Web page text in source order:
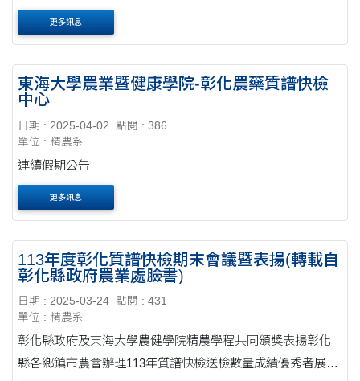
更多訊息
東海大學農業暨健康學院-彰化農藥質譜快檢
中心
日期 : 2025-04-02
點閱 : 386
單位 : 精農系
連續假期公告
更多訊息
113年度彰化質譜快檢期末會議暨表揚(轉載自
彰化縣政府農業處臉書)
日期 : 2025-03-24 點閱 : 431
單位 : 精農系
彰化縣政府及東海大學農健學院精農學程共同頒獎表揚彰化
縣各鄉鎮市農會辦理113年質譜快檢送檢數量成績優秀者展現